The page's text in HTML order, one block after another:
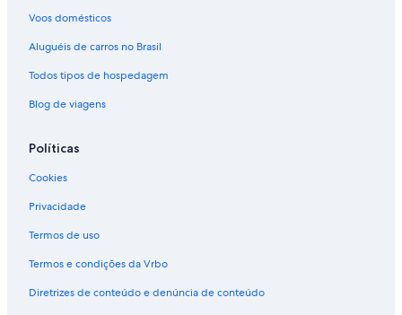
Voos domésticos
Aluguéis de carros no Brasil
Todos tipos de hospedagem
Blog de viagens
Políticas
Cookies
Privacidade
Termos de uso
Termos e condições da Vrbo
Diretrizes de conteúdo e denúncia de conteúdo